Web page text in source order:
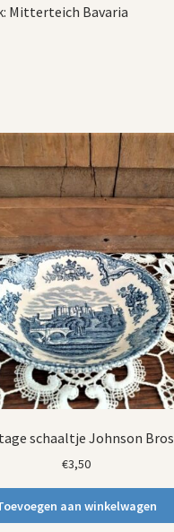
Mitterteich Bavaria
schaaltje Johnson Bros
€3,50
aan winkelwagen